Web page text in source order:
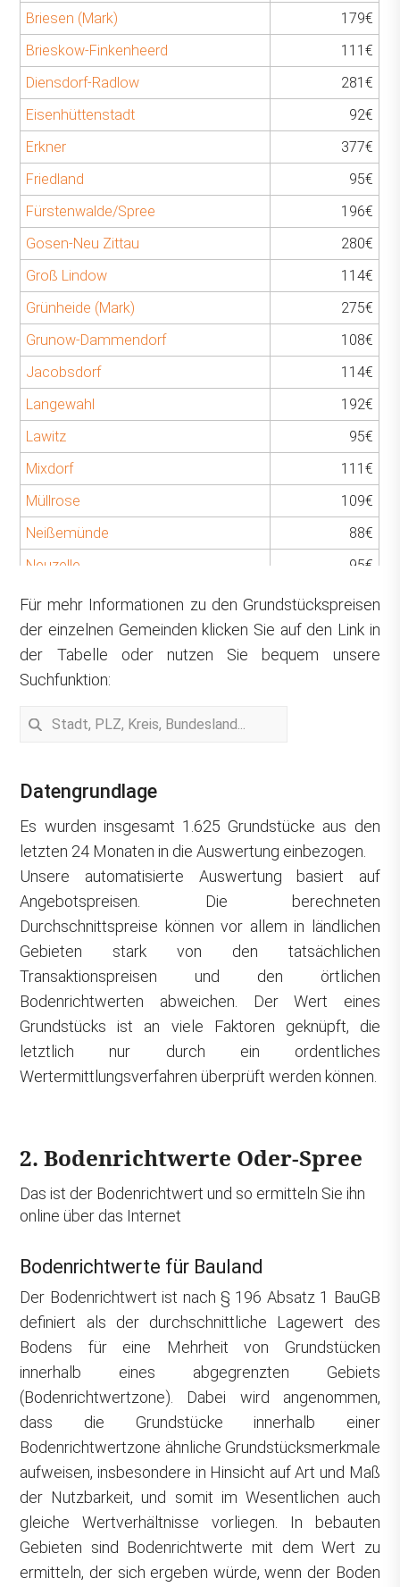
Briesen (Mark)
179€
Brieskow-Finkenheerd
111€
Diensdorf-Radlow
281€
Eisenhüttenstadt
92€
Erkner
377€
Friedland
95€
Fürstenwalde/Spree
196€
Gosen-Neu Zittau
280€
Groß Lindow
114€
Grünheide (Mark)
275€
Grunow-Dammendorf
108€
Jacobsdorf
114€
Langewahl
192€
Lawitz
95€
Mixdorf
111€
Müllrose
109€
Neißemünde
88€
Neuzelle
95€
Ragow-Merz
107€
Rauen
320€
Reichenwalde
334€
Schlaubetal
Siehdichum
Spreenhagen
178€
Steinhöfel
139€
Storkow (Mark)
201€
Tauche
130€
Vogelsang
102€
Wendisch Rietz
252€
Wiesenau
111€
Woltersdorf
361€
Ziltendorf
108€
Für mehr Informationen zu den Grundstückspreisen
der einzelnen Gemeinden klicken Sie auf den Link in
der Tabelle oder nutzen Sie bequem unsere
Suchfunktion:
Datengrundlage
Es wurden insgesamt 1.625 Grundstücke aus den
letzten 24 Monaten in die Auswertung einbezogen.
Unsere automatisierte Auswertung basiert auf
Angebotspreisen. Die berechneten
Durchschnittspreise können vor allem in ländlichen
Gebieten stark von den tatsächlichen
Transaktionspreisen und den örtlichen
Bodenrichtwerten abweichen. Der Wert eines
Grundstücks ist an viele Faktoren geknüpft, die
letztlich nur durch ein ordentliches
Wertermittlungsverfahren überprüft werden können.
2. Bodenrichtwerte Oder-Spree
Das ist der Bodenrichtwert und so ermitteln Sie ihn
online über das Internet
Bodenrichtwerte für Bauland
Der Bodenrichtwert ist nach § 196 Absatz 1 BauGB
definiert als der durchschnittliche Lagewert des
Bodens für eine Mehrheit von Grundstücken
innerhalb eines abgegrenzten Gebiets
(Bodenrichtwertzone). Dabei wird angenommen,
dass die Grundstücke innerhalb einer
Bodenrichtwertzone ähnliche Grundstücksmerkmale
aufweisen, insbesondere in Hinsicht auf Art und Maß
der Nutzbarkeit, und somit im Wesentlichen auch
gleiche Wertverhältnisse vorliegen. In bebauten
Gebieten sind Bodenrichtwerte mit dem Wert zu
ermitteln, der sich ergeben würde, wenn der Boden